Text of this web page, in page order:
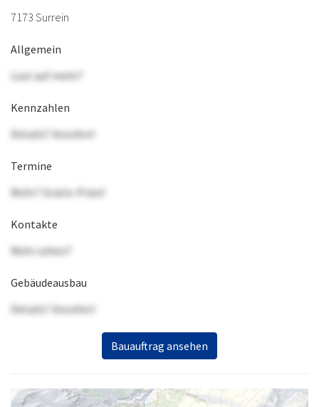
7173 Surrein
Allgemein
Lust auf mehr?
Kennzahlen
Details? Anrufen!
Termine
Mehr? Gratis-Präsi!
Kontakte
Mehr sehen?
Gebäudeausbau
Details? Anrufen!
Bauauftrag ansehen